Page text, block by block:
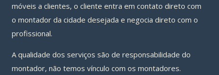
móveis a clientes, o cliente entra em contato direto com
o montador da cidade desejada e negocia direto com o
profissional.
A qualidade dos serviços são de responsabilidade do
montador, não temos vínculo com os montadores.